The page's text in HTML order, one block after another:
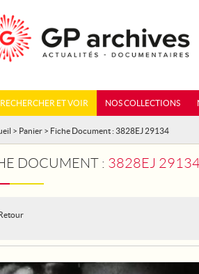
RECHERCHER ET VOIR NOS COLLECTIONS
> Panier > Fiche Document : 3828EJ 29134
DOCUMENT : 3828EJ 29134 - LE TOUR DE